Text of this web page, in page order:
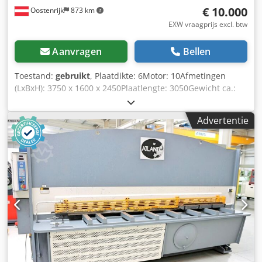
Oostenrijk 873 km € 10.000
EXW vraagprijs excl. btw
Aanvragen Bellen
Toestand: gebruikt, Plaatdikte: 6Motor: 10Afmetingen
(LxBxH): 3750 x 1600 x 2450Plaatlengte: 3050Gewicht ca.:
4800Beschrijving:Hydraulische schaar ATLANTIC ATS 3000
Gebruikte machine Plaatbreedte: 3050 mm Plaatdikte: 6.0
mm Plaatdikte voor roestvrij staal: 4,0 mm Snijhoek: 0,5 -
3,0 ° Vasthoudinrichting: 18 stuks Aantal slagen: 9 / 14
slagen/min Achteraanslag - verstelbaar: max. 750 mm
Besturing: conv. Motorvermogen: 10,0 kW Gewicht: 4800 kg
Afmetingen L-W-H: 3750 x 1600 x 2450 mm goed
onderhouden staat () Uitrusting: - elektrohydraulische /
geleide plaatschaar - bedieningspaneel vooraan, links -
gemakkelijk te bedienen - met elektrohydraulische
snijhoekinstelling - met handmatige snijspleetverstelling,
vanaf de achterkant - elektromotorische achteraanslag 10-
750 mm - met analoge positieweergave + handwiel voor
Advertentie